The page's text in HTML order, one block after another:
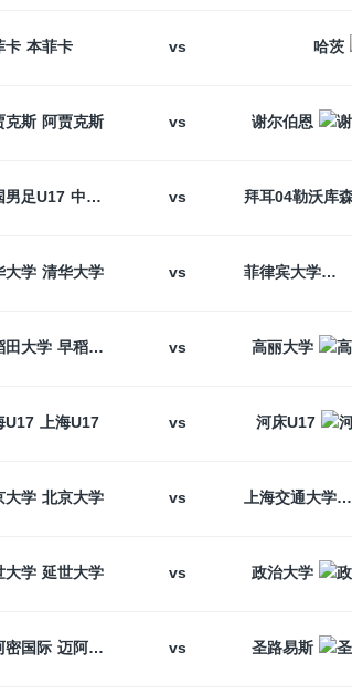
本菲卡 vs 哈茨
阿贾克斯 vs 谢尔伯恩
中国男足U17 vs
清华大学 vs 菲律宾大学
早稻田大学 vs 高丽大学
上海U17 vs 河床U17
北京大学 vs 上海交通大学
延世大学 vs 政治大学
迈阿密国际 vs 圣路易斯